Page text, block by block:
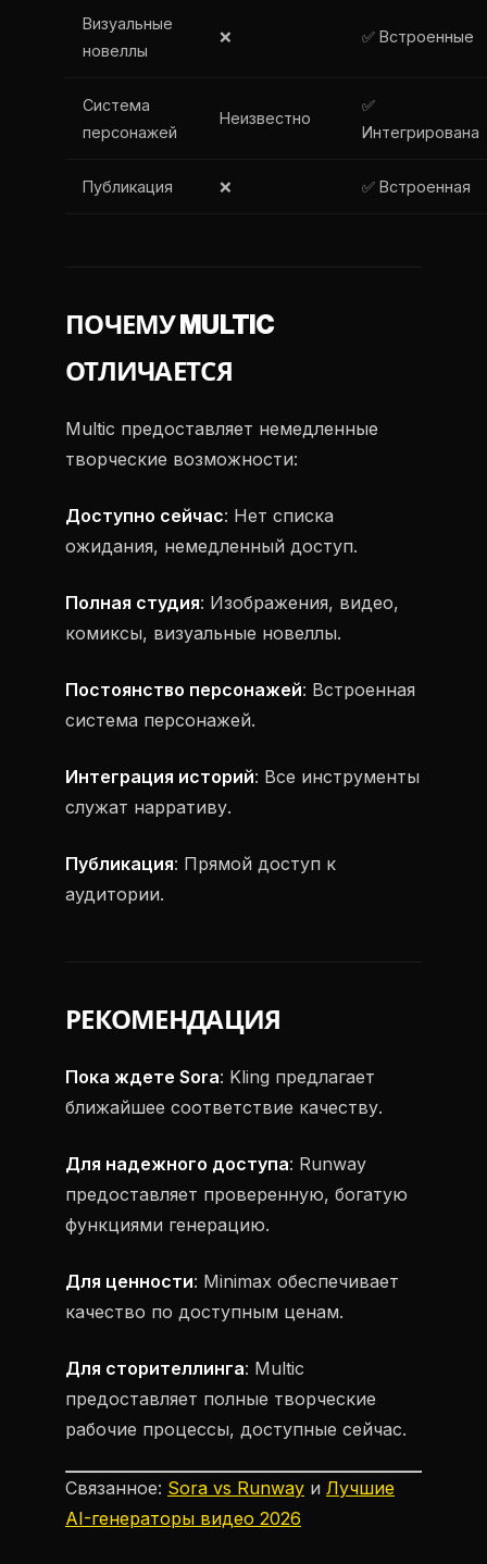
Визуальные
новеллы
❌ ✅ Встроенные
Система
персонажей
Неизвестно
✅
Интегрирована
Публикация ❌ ✅ Встроенная
ПОЧЕМУ MULTIC
ОТЛИЧАЕТСЯ
Multic предоставляет немедленные
творческие возможности:
Доступно сейчас: Нет списка
ожидания, немедленный доступ.
Полная студия: Изображения, видео,
комиксы, визуальные новеллы.
Постоянство персонажей: Встроенная
система персонажей.
Интеграция историй: Все инструменты
служат нарративу.
Публикация: Прямой доступ к
аудитории.
РЕКОМЕНДАЦИЯ
Пока ждете Sora: Kling предлагает
ближайшее соответствие качеству.
Для надежного доступа: Runway
предоставляет проверенную, богатую
функциями генерацию.
Для ценности: Minimax обеспечивает
качество по доступным ценам.
Для сторителлинга: Multic
предоставляет полные творческие
рабочие процессы, доступные сейчас.
Связанное: Sora vs Runway и Лучшие
AI-генераторы видео 2026